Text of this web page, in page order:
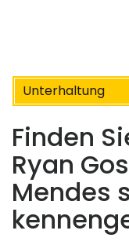
Unterhaltung
Finden
Ryan
Mendes